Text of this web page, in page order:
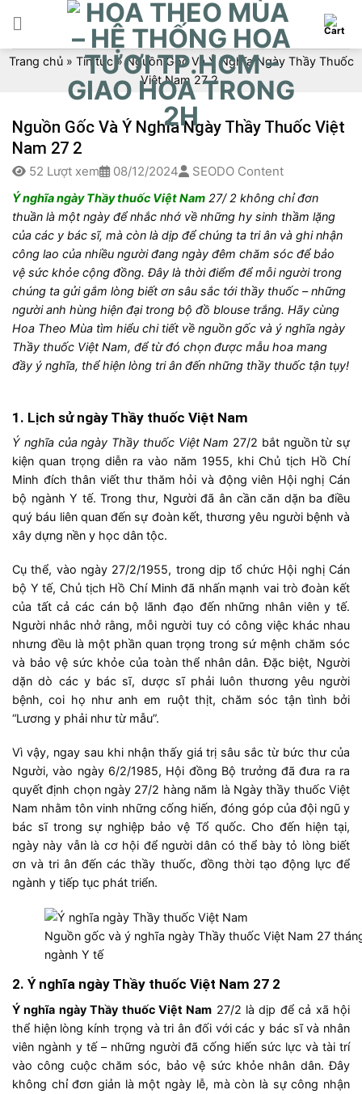
content
Trang chủ» Tin tức»Nguồn Gốc Và Ý Nghĩa Ngày Thầy Thuốc
Việt Nam 27 2
Nguồn Gốc Và Ý Nghĩa Ngày Thầy Thuốc Việt
Nam 27 2
52 Lượt xem 08/12/2024 SEODO Content
Ý nghĩa ngày Thầy thuốc Việt Nam 27/ 2 không chỉ đơn
thuần là một ngày để nhắc nhớ về những hy sinh thầm lặng
của các y bác sĩ, mà còn là dịp để chúng ta tri ân và ghi nhận
công lao của nhiều người đang ngày đêm chăm sóc để bảo
vệ sức khỏe cộng đồng. Đây là thời điểm để mỗi người trong
chúng ta gửi gắm lòng biết ơn sâu sắc tới thầy thuốc – những
người anh hùng hiện đại trong bộ đồ blouse trắng. Hãy cùng
Hoa Theo Mùa tìm hiểu chi tiết về nguồn gốc và ý nghĩa ngày
Thầy thuốc Việt Nam, để từ đó chọn được mẫu hoa mang
đầy ý nghĩa, thể hiện lòng tri ân đến những thầy thuốc tận tụy!
1. Lịch sử ngày Thầy thuốc Việt Nam
Ý nghĩa của ngày Thầy thuốc Việt Nam 27/2 bắt nguồn từ sự
kiện quan trọng diễn ra vào năm 1955, khi Chủ tịch Hồ Chí
Minh đích thân viết thư thăm hỏi và động viên Hội nghị Cán
bộ ngành Y tế. Trong thư, Người đã ân cần căn dặn ba điều
quý báu liên quan đến sự đoàn kết, thương yêu người bệnh và
xây dựng nền y học dân tộc.
Cụ thể, vào ngày 27/2/1955, trong dịp tổ chức Hội nghị Cán
bộ Y tế, Chủ tịch Hồ Chí Minh đã nhấn mạnh vai trò đoàn kết
của tất cả các cán bộ lãnh đạo đến những nhân viên y tế.
Người nhắc nhở rằng, mỗi người tuy có công việc khác nhau
nhưng đều là một phần quan trọng trong sứ mệnh chăm sóc
và bảo vệ sức khỏe của toàn thể nhân dân. Đặc biệt, Người
dặn dò các y bác sĩ, dược sĩ phải luôn thương yêu người
bệnh, coi họ như anh em ruột thịt, chăm sóc tận tình bởi
“Lương y phải như từ mẫu”.
Vì vậy, ngay sau khi nhận thấy giá trị sâu sắc từ bức thư của
Người, vào ngày 6/2/1985, Hội đồng Bộ trưởng đã đưa ra ra
quyết định chọn ngày 27/2 hàng năm là Ngày thầy thuốc Việt
Nam nhằm tôn vinh những cống hiến, đóng góp của đội ngũ y
bác sĩ trong sự nghiệp bảo vệ Tổ quốc. Cho đến hiện tại,
ngày này vẫn là cơ hội để người dân có thể bày tỏ lòng biết
ơn và tri ân đến các thầy thuốc, đồng thời tạo động lực để
ngành y tiếp tục phát triển.
Nguồn gốc và ý nghĩa ngày Thầy thuốc Việt Nam 27
ngành Y tế
2. Ý nghĩa ngày Thầy thuốc Việt Nam 27 2
Ý nghĩa ngày Thầy thuốc Việt Nam 27/2 là dịp để cả xã hội
thể hiện lòng kính trọng và tri ân đối với các y bác sĩ và nhân
viên ngành y tế – những người đã cống hiến sức lực và tài trí
vào công cuộc chăm sóc, bảo vệ sức khỏe nhân dân. Đây
không chỉ đơn giản là một ngày lễ, mà còn là sự công nhận